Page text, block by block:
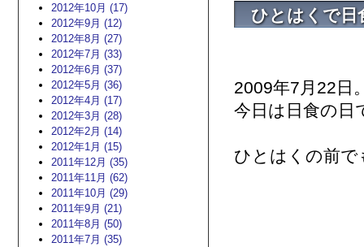
2012年10月 (17)
2012年9月 (12)
2012年8月 (27)
2012年7月 (33)
2012年6月 (37)
2012年5月 (36)
2012年4月 (17)
2012年3月 (28)
2012年2月 (14)
2012年1月 (15)
2011年12月 (35)
2011年11月 (62)
2011年10月 (29)
2011年9月 (21)
2011年8月 (50)
2011年7月 (35)
ひとはくで日
2009年7月22日
今日は日食の日
ひとはくの前